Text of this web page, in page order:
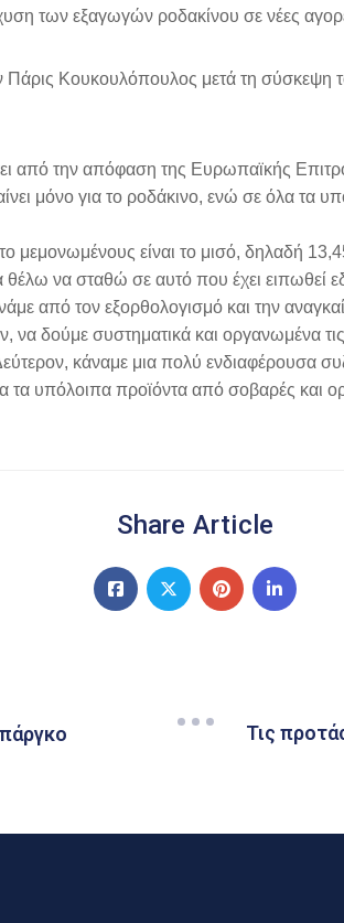
των εξαγωγών ροδακίνου σε νέες
Κουκουλόπουλος μετά τη σύσκεψη
από την απόφαση της Ευρωπαϊκής
μόνο για το ροδάκινο, ενώ σε όλα τα
μεμονωμένους είναι το μισό, δηλαδή
να σταθώ σε αυτό που έχει ειπωθεί
από τον εξορθολογισμό και την
δούμε συστηματικά και οργανωμένα
κάναμε μια πολύ
τα υπόλοιπα προϊόντα από σοβαρές
Share Article
Τις